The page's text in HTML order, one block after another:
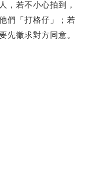
，若不小心拍到，
們「打格仔」；若
先徵求對方同意。